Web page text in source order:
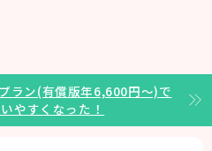
ラン(有償版年6,600円～)で
やすくなった！